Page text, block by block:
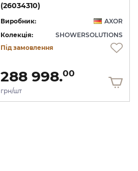
(26034310)
Виробник:
AXOR
Колекція:
SHOWERSOLUTIONS
Під замовлення
288 998.00
грн/шт